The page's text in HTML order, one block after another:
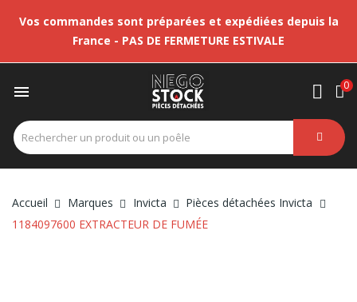
Vos commandes sont préparées et expédiées depuis la
France - PAS DE FERMETURE ESTIVALE
 0
Accueil Marques Invicta
Pièces détachées Invicta
1184097600 EXTRACTEUR DE FUMÉE